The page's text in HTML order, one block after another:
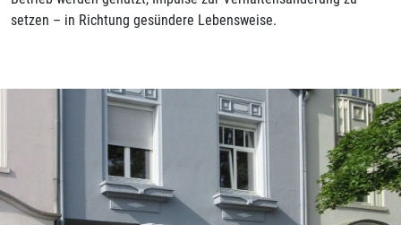
setzen – in Richtung gesündere Lebensweise.